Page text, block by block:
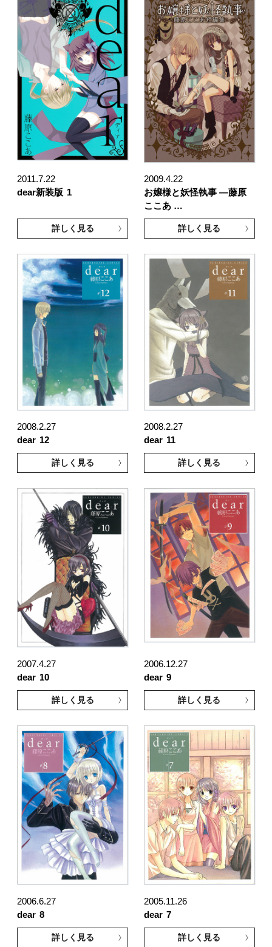
2011.7.22
dear新装版 1
詳しく見る
2009.4.22
お嬢様と妖怪執事 ―藤原
ここあ …
詳しく見る
2008.2.27
dear 12
詳しく見る
2008.2.27
dear 11
詳しく見る
2007.4.27
dear 10
詳しく見る
2006.12.27
dear 9
詳しく見る
2006.6.27
dear 8
詳しく見る
2005.11.26
dear 7
詳しく見る